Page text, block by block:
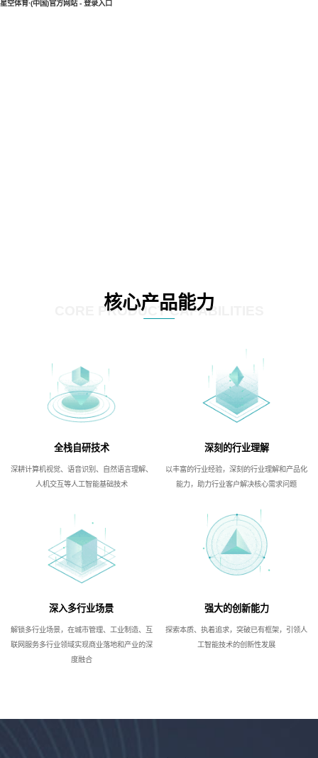
星空体育·(中国)官方网站 - 登录入口
核心产品能力
CORE PRODUCT CAPABILITIES
全栈自研技术
深耕计算机视觉、语音识别、自然语言理解、
人机交互等人工智能基础技术
深刻的行业理解
以丰富的行业经验，深刻的行业理解和产品化
能力，助力行业客户解决核心需求问题
深入多行业场景
解锁多行业场景，在城市管理、工业制造、互
联网服务多行业领域实现商业落地和产业的深
度融合
强大的创新能力
探索本质、执着追求，突破已有框架，引领人
工智能技术的创新性发展